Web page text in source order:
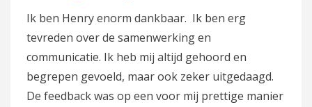
Ik ben Henry enorm dankbaar. Ik ben erg
tevreden over de samenwerking en
communicatie. Ik heb mij altijd gehoord en
begrepen gevoeld, maar ook zeker uitgedaagd.
De feedback was op een voor mij prettige manier